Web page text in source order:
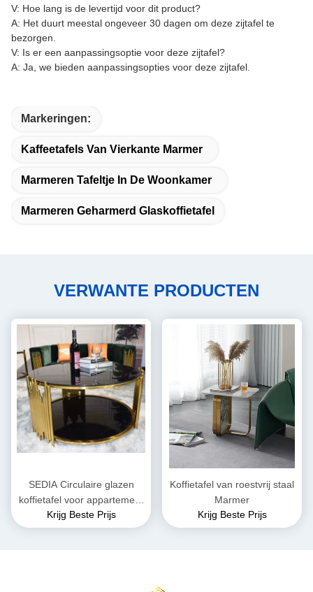
V: Hoe lang is de levertijd voor dit product?
A: Het duurt meestal ongeveer 30 dagen om deze zijtafel te
bezorgen.
V: Is er een aanpassingsoptie voor deze zijtafel?
A: Ja, we bieden aanpassingsopties voor deze zijtafel.
Markeringen:
Kaffeetafels Van Vierkante Marmer
Marmeren Tafeltje In De Woonkamer
Marmeren Geharmerd Glaskoffietafel
VERWANTE PRODUCTEN
SEDIA Circulaire glazen
koffietafel voor appartement
/ bar / hotel
Krijg Beste Prijs
Koffietafel van roestvrij staal
Marmer
Krijg Beste Prijs